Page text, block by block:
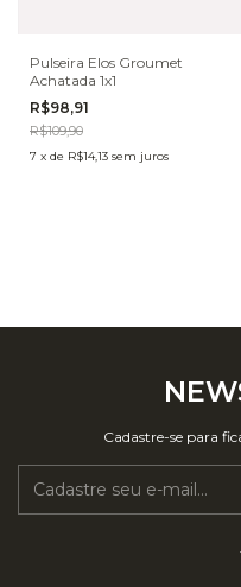
Pulseira Elos Groumet
Achatada 1x1
R$98,91
R$109,90
7 x de R$14,13 sem juros
Cadastre-se para